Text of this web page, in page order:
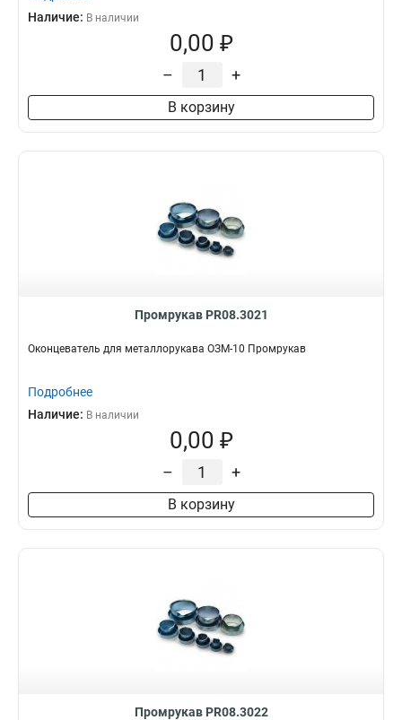
Наличие: В наличии
0,00 ₽
– +
В корзину
Промрукав PR08.3021
Оконцеватель для металлорукава ОЗМ-10 Промрукав
Подробнее
Наличие: В наличии
0,00 ₽
– +
В корзину
Промрукав PR08.3022